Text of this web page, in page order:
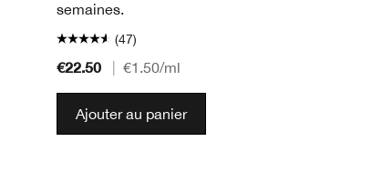
semaines.
(47)
€22.50 €1.50/ml
Ajouter au panier